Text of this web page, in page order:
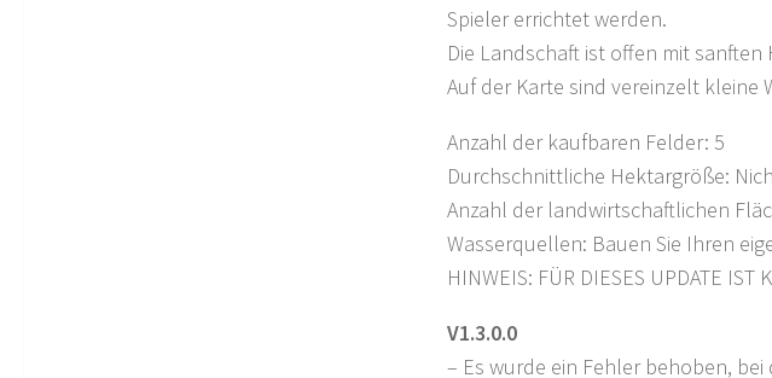
Spieler errichtet werden.
Die Landschaft ist offen mit
Auf der Karte sind vereinzelt kleine
Anzahl der kaufbaren Felder: 5
Durchschnittliche Hektargröße:
Anzahl der landwirtschaftlichen
Wasserquellen: Bauen Sie Ihren
HINWEIS: FÜR DIESES UPDATE IST
V1.3.0.0
– Es wurde ein Fehler behoben,